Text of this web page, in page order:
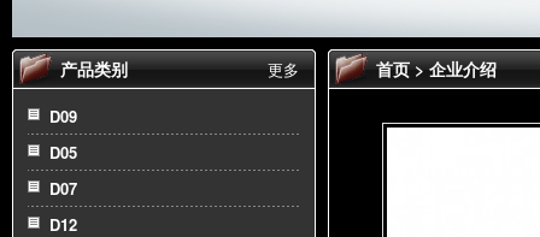
更多
产品类别
D09
D05
D07
D12
首页>企业介绍